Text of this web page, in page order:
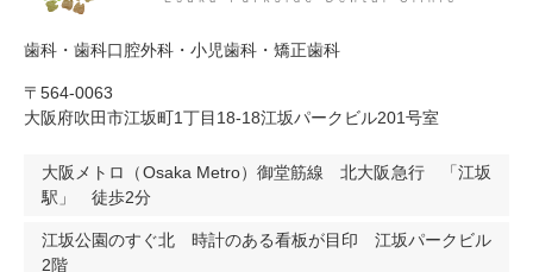
歯科・歯科口腔外科・小児歯科・矯正歯科
〒564-0063
大阪府吹田市江坂町1丁目18-18江坂パークビル201号室
大阪メトロ（Osaka Metro）御堂筋線 北大阪急行 「江坂
駅」 徒歩2分
江坂公園のすぐ北 時計のある看板が目印 江坂パークビル
2階